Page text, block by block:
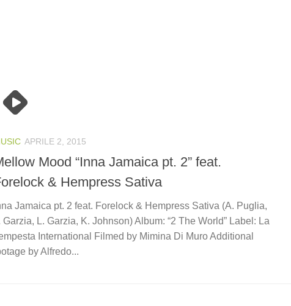
APRILE 2, 2015
Mood “Inna Jamaica pt. 2” feat.
& Hempress Sativa
Jamaica pt. 2 feat. Forelock & Hempress Sativa (A. Puglia,
Garzia, L. Garzia, K. Johnson) Album: “2 The World” Label: La
International Filmed by Mimina Di Muro Additional
by Alfredo...